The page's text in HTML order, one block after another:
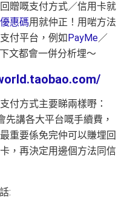
贈嘅支付方式／信用卡就
惠碼用就仲正！用啱方法
付平台，例如 PayMe／
文都會一併分析埋～
付方式主要睇兩樣嘢：
講各大平台嘅手續費，
最重要係免完仲可以賺埋回
，再決定用邊個方法同信
: